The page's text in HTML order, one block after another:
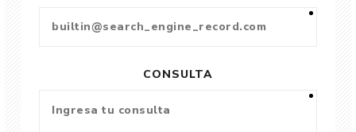
CONSULTA